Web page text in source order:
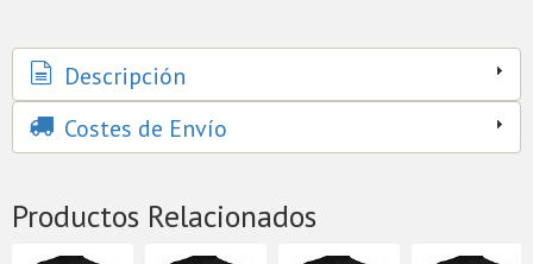
Descripción
Costes de Envío
Productos Relacionados